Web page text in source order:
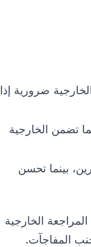
ضرورية إذا
تضمن الخارجية
بينما تحسن
الخارجية
المفاجآت.